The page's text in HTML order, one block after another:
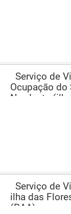
Serviço de
Ocupação
Nordeste
Serviço de
ilha das
(RAA)